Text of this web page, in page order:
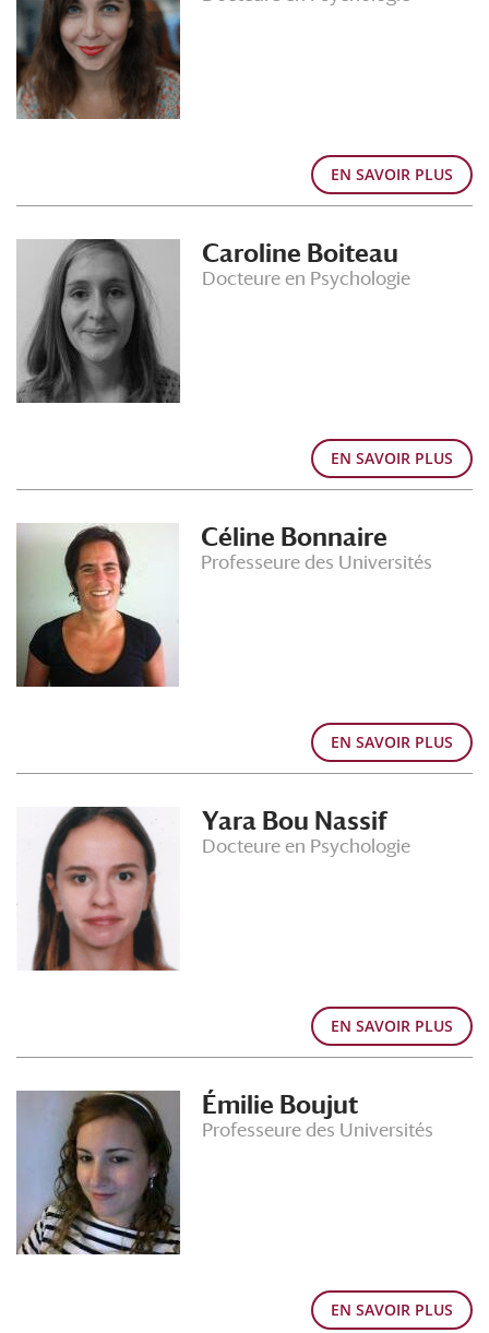
EN SAVOIR PLUS
Caroline Boiteau
Docteure en Psychologie
EN SAVOIR PLUS
Céline Bonnaire
Professeure des Universités
EN SAVOIR PLUS
Yara Bou Nassif
Docteure en Psychologie
EN SAVOIR PLUS
Émilie Boujut
Professeure des Universités
EN SAVOIR PLUS